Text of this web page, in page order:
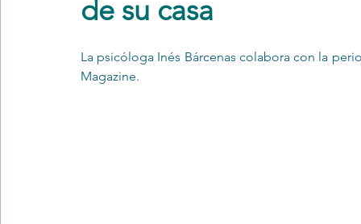
Formación profesionales Jóvenes
Promoción de la salud mental
de su casa
La psicóloga Inés Bárcenas colabora con la
Magazine.